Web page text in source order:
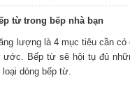
từ trong bếp nhà bạn
lượng là 4 mục tiêu cần có
Bếp từ sẽ hội tụ đủ
dòng bếp từ.